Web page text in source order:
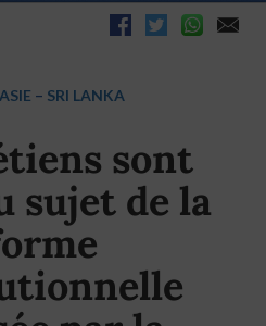
– SRI LANKA
sont
sujet de la